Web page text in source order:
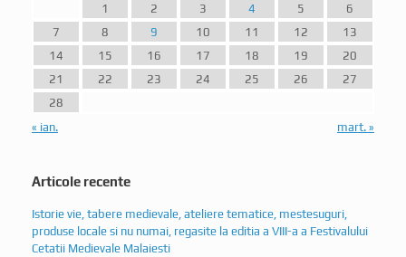
1
2 3 4 5
6
7
8 9 10 11 12
13
14
15 16 17 18 19
20
21
22 23 24 25 26
27
28
« ian.
mart. »
Articole recente
Istorie vie, tabere medievale, ateliere tematice, mestesuguri,
produse locale si nu numai, regasite la editia a VIII-a a Festivalului
Cetatii Medievale Malaiesti